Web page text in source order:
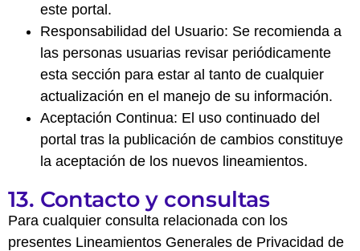
este portal.
Responsabilidad del Usuario: Se recomienda a
las personas usuarias revisar periódicamente
esta sección para estar al tanto de cualquier
actualización en el manejo de su información.
Aceptación Continua: El uso continuado del
portal tras la publicación de cambios constituye
la aceptación de los nuevos lineamientos.
13. Contacto y consultas
Para cualquier consulta relacionada con los
presentes Lineamientos Generales de Privacidad de